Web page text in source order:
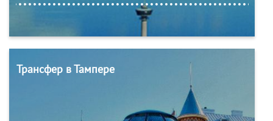
Трансфер в Тампере